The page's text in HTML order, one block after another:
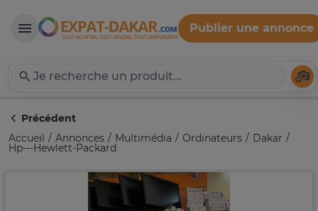
Expat-Dakar
Publier une annonce
Précédent
Accueil
Annonces Multimédia Ordinateurs Dakar
Hp---Hewlett-Packard